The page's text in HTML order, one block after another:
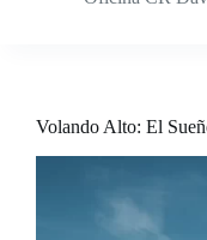
Volando Alto: El